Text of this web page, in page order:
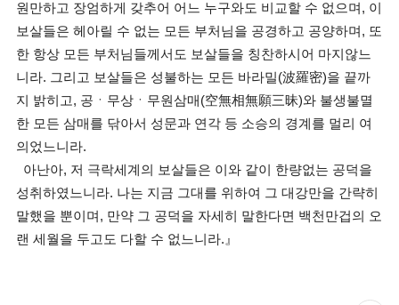
원만하고 장엄하게 갖추어 어느 누구와도 비교할 수 없으며, 이
보살들은 헤아릴 수 없는 모든 부처님을 공경하고 공양하며, 또
한 항상 모든 부처님들께서도 보살들을 칭찬하시어 마지않느
니라. 그리고 보살들은 성불하는 모든 바라밀(波羅密)을 끝까
지 밝히고, 공ㆍ무상ㆍ무원삼매(空無相無願三昧)와 불생불멸
한 모든 삼매를 닦아서 성문과 연각 등 소승의 경계를 멀리 여
의었느니라.
아난아, 저 극락세계의 보살들은 이와 같이 한량없는 공덕을
성취하였느니라. 나는 지금 그대를 위하여 그 대강만을 간략히
말했을 뿐이며, 만약 그 공덕을 자세히 말한다면 백천만겁의 오
랜 세월을 두고도 다할 수 없느니라.』